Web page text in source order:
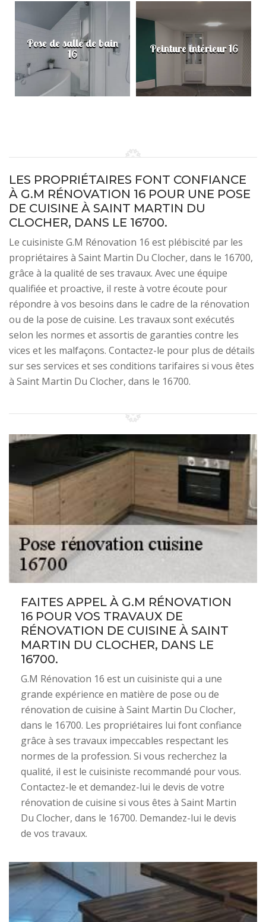
Pose de salle de bain
16 Peinture intérieur 16
LES PROPRIÉTAIRES FONT CONFIANCE
À G.M RÉNOVATION 16 POUR UNE POSE
DE CUISINE À SAINT MARTIN DU
CLOCHER, DANS LE 16700.
Le cuisiniste G.M Rénovation 16 est plébiscité par les
propriétaires à Saint Martin Du Clocher, dans le 16700,
grâce à la qualité de ses travaux. Avec une équipe
qualifiée et proactive, il reste à votre écoute pour
répondre à vos besoins dans le cadre de la rénovation
ou de la pose de cuisine. Les travaux sont exécutés
selon les normes et assortis de garanties contre les
vices et les malfaçons. Contactez-le pour plus de détails
sur ses services et ses conditions tarifaires si vous êtes
à Saint Martin Du Clocher, dans le 16700.
FAITES APPEL À G.M RÉNOVATION
16 POUR VOS TRAVAUX DE
RÉNOVATION DE CUISINE À SAINT
MARTIN DU CLOCHER, DANS LE
16700.
G.M Rénovation 16 est un cuisiniste qui a une
grande expérience en matière de pose ou de
rénovation de cuisine à Saint Martin Du Clocher,
dans le 16700. Les propriétaires lui font confiance
grâce à ses travaux impeccables respectant les
normes de la profession. Si vous recherchez la
qualité, il est le cuisiniste recommandé pour vous.
Contactez-le et demandez-lui le devis de votre
rénovation de cuisine si vous êtes à Saint Martin
Du Clocher, dans le 16700. Demandez-lui le devis
de vos travaux.